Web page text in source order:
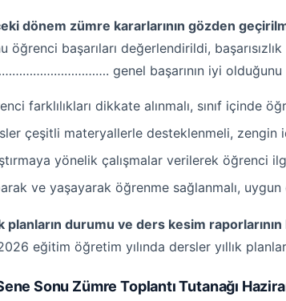
dönem zümre kararlarının gözden
öğrenci başarıları değerlendirildi,
genel başarının iyi olduğunu
farklılıkları dikkate alınmalı, sınıf içinde
çeşitli materyallerle desteklenmeli, zengin
yönelik çalışmalar verilerek öğrenci
ve yaşayarak öğrenme sağlanmalı,
planların durumu ve ders kesim raporlarının
eğitim öğretim yılında dersler yıllık
Sonu Zümre Toplantı Tutanağı